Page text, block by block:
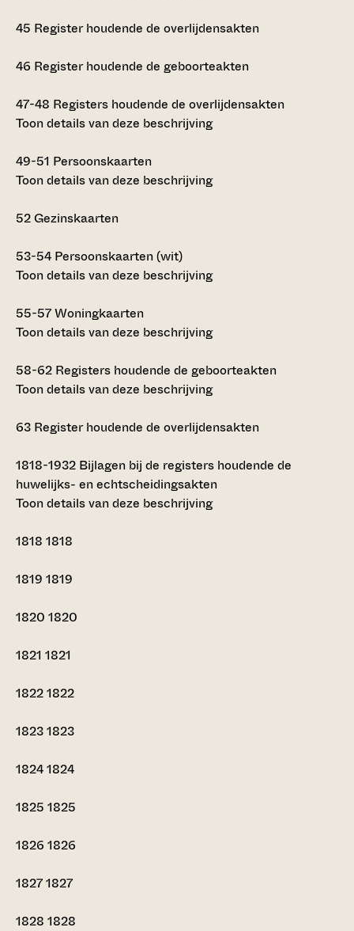
45 Register houdende de overlijdensakten
46 Register houdende de geboorteakten
47-48 Registers houdende de overlijdensakten
Toon details van deze beschrijving
49-51 Persoonskaarten
Toon details van deze beschrijving
52Gezinskaarten
53-54 Persoonskaarten (wit)
Toon details van deze beschrijving
55-57Woningkaarten
Toon details van deze beschrijving
58-62 Registers houdende de geboorteakten
Toon details van deze beschrijving
63 Register houdende de overlijdensakten
1818-1932 Bijlagen bij de registers houdende de
huwelijks- en echtscheidingsakten
Toon details van deze beschrijving
1818 1818
1819 1819
1820 1820
1821 1821
18221822
18231823
18241824
1825 1825
1826 1826
18271827
1828 1828